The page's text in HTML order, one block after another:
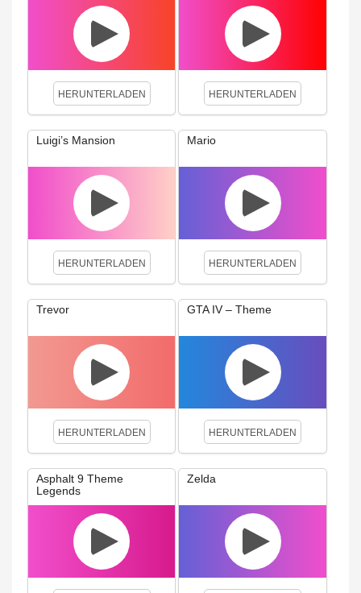
HERUNTERLADEN HERUNTERLADEN
Luigi’s Mansion
HERUNTERLADEN
Mario
HERUNTERLADEN
Trevor
HERUNTERLADEN
GTA IV – Theme
HERUNTERLADEN
Asphalt 9 Theme
Legends
Zelda